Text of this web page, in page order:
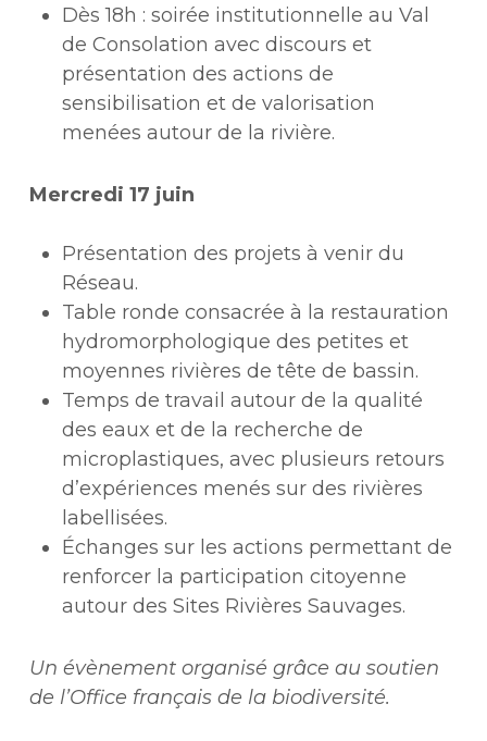
Dès 18h : soirée institutionnelle au Val
de Consolation avec discours et
présentation des actions de
sensibilisation et de valorisation
menées autour de la rivière.
Mercredi 17 juin
Présentation des projets à venir du
Réseau.
Table ronde consacrée à la restauration
hydromorphologique des petites et
moyennes rivières de tête de bassin.
Temps de travail autour de la qualité
des eaux et de la recherche de
microplastiques, avec plusieurs retours
d’expériences menés sur des rivières
labellisées.
Échanges sur les actions permettant de
renforcer la participation citoyenne
autour des Sites Rivières Sauvages.
Un évènement organisé grâce au soutien
de l’Office français de la biodiversité.